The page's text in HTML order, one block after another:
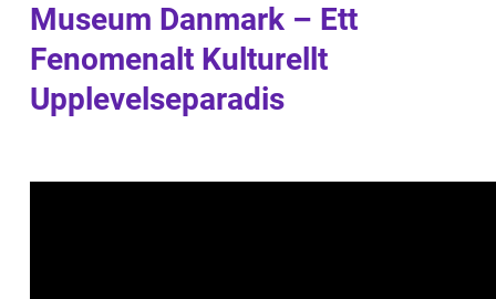
Museum Danmark – Ett
Fenomenalt Kulturellt
Upplevelseparadis